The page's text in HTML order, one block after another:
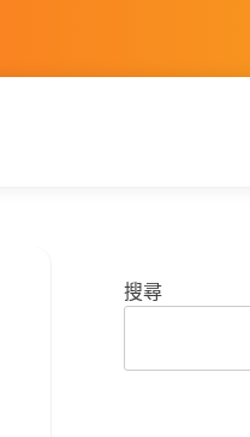
搜尋